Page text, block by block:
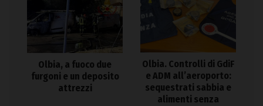
Olbia, a fuoco due
furgoni e un deposito
attrezzi
Olbia. Controlli di GdiF
e ADM all’aeroporto:
sequestrati sabbia e
alimenti senza